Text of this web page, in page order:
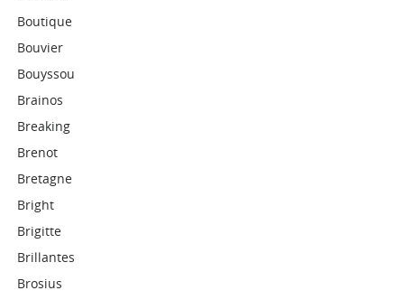
Boutique
Bouvier
Bouyssou
Brainos
Breaking
Brenot
Bretagne
Bright
Brigitte
Brillantes
Brosius